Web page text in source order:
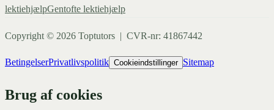
lektiehjælpGentofte lektiehjælp
Copyright © 2026 Toptutors | CVR-nr: 41867442
BetingelserPrivatlivspolitik Cookieindstillinger Sitemap
Brug af cookies